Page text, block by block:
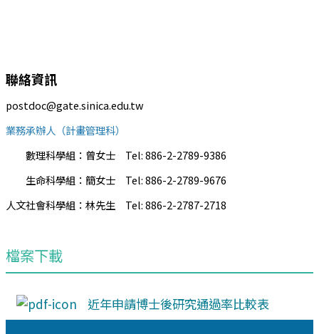
聯絡資訊
postdoc@gate.sinica.edu.tw
業務承辦人（計畫管理科）
數理科學組：曾女士 Tel: 886-2-2789-9386
生命科學組：簡女士 Tel: 886-2-2789-9676
人文社會科學組：林先生 Tel: 886-2-2787-2718
檔案下載
近年申請博士後研究通過率比較表